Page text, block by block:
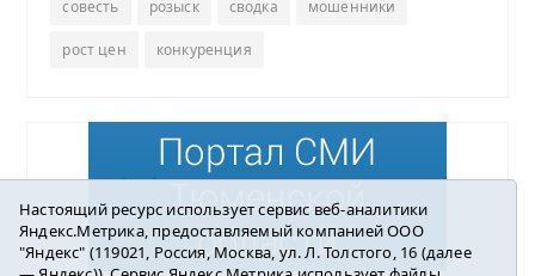
совесть розыск сводка мошенники
рост цен конкуренция
Настоящий ресурс использует сервис веб-аналитики
Яндекс.Метрика, предоставляемый компанией ООО
"Яндекс" (119021, Россия, Москва, ул. Л. Толстого, 16 (далее